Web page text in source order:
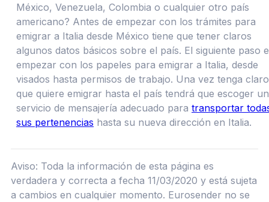
México, Venezuela, Colombia o cualquier otro país
americano? Antes de empezar con los trámites para
emigrar a Italia desde México tiene que tener claros
algunos datos básicos sobre el país. El siguiente paso
empezar con los papeles para emigrar a Italia, desde
visados hasta permisos de trabajo. Una vez tenga claro
que quiere emigrar hasta el país tendrá que escoger un
servicio de mensajería adecuado para transportar
sus pertenencias hasta su nueva dirección en Italia.
Aviso: Toda la información de esta página es
verdadera y correcta a fecha 11/03/2020 y está sujeta
a cambios en cualquier momento. Eurosender no se